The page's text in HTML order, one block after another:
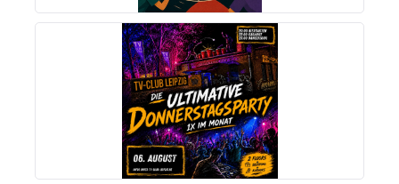
MEHR INFOS